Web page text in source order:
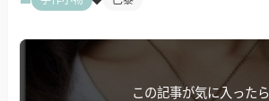
この記事が気に入ったら